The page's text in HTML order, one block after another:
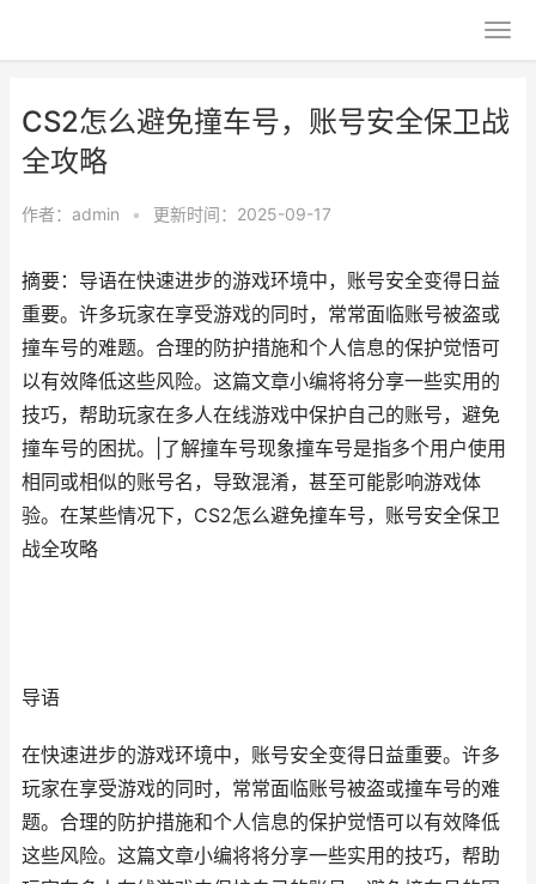
CS2怎么避免撞车号，账号安全保卫战
全攻略
作者： admin • 更新时间：2025-09-17
摘要：导语在快速进步的游戏环境中，账号安全变得日益
重要。许多玩家在享受游戏的同时，常常面临账号被盗或
撞车号的难题。合理的防护措施和个人信息的保护觉悟可
以有效降低这些风险。这篇文章小编将将分享一些实用的
技巧，帮助玩家在多人在线游戏中保护自己的账号，避免
撞车号的困扰。|了解撞车号现象撞车号是指多个用户使用
相同或相似的账号名，导致混淆，甚至可能影响游戏体
验。在某些情况下，CS2怎么避免撞车号，账号安全保卫
战全攻略
导语
在快速进步的游戏环境中，账号安全变得日益重要。许多
玩家在享受游戏的同时，常常面临账号被盗或撞车号的难
题。合理的防护措施和个人信息的保护觉悟可以有效降低
这些风险。这篇文章小编将将分享一些实用的技巧，帮助